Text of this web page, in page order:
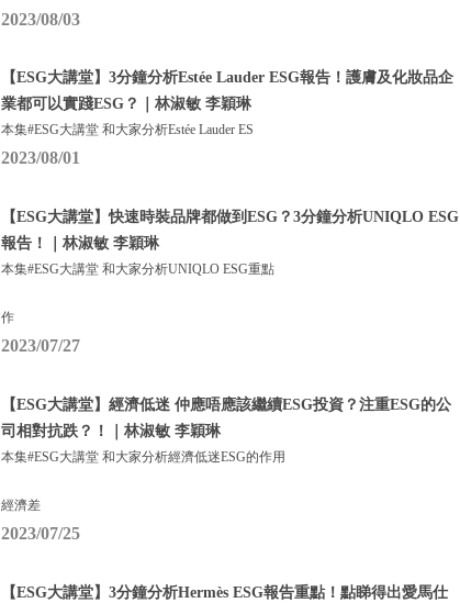
2023/08/03
【ESG大講堂】3分鐘分析Estée Lauder ESG報告！護膚及化妝品企
業都可以實踐ESG？｜林淑敏 李穎琳
本集#ESG大講堂 和大家分析Estée Lauder ES
2023/08/01
【ESG大講堂】快速時裝品牌都做到ESG？3分鐘分析UNIQLO ESG
報告！｜林淑敏 李穎琳
本集#ESG大講堂 和大家分析UNIQLO ESG重點
作
2023/07/27
【ESG大講堂】經濟低迷 仲應唔應該繼續ESG投資？注重ESG的公
司相對抗跌？！｜林淑敏 李穎琳
本集#ESG大講堂 和大家分析經濟低迷ESG的作用
經濟差
2023/07/25
【ESG大講堂】3分鐘分析Hermès ESG報告重點！點睇得出愛馬仕